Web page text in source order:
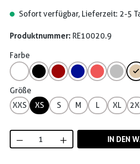
Sofort verfügbar, Lieferzeit: 2-5
Produktnummer: RE10020.9
Farbe
Größe
XXS
XS S M L XL
Produkt Anzahl: Gib den
IN DEN